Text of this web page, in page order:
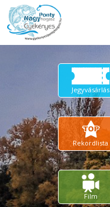
Jegyvásárlás
Rekordlista
Film